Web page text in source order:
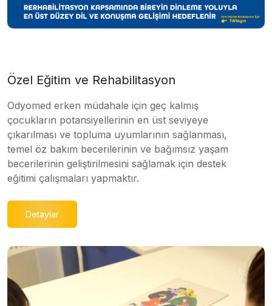
Özel Eğitim ve Rehabilitasyon
Odyomed erken müdahale için geç kalmış
çocukların potansiyellerinin en üst seviyeye
çıkarılması ve topluma uyumlarının sağlanması,
temel öz bakım becerilerinin ve bağımsız yaşam
becerilerinin geliştirilmesini sağlamak için destek
eğitimi çalışmaları yapmaktır.
Detaylar